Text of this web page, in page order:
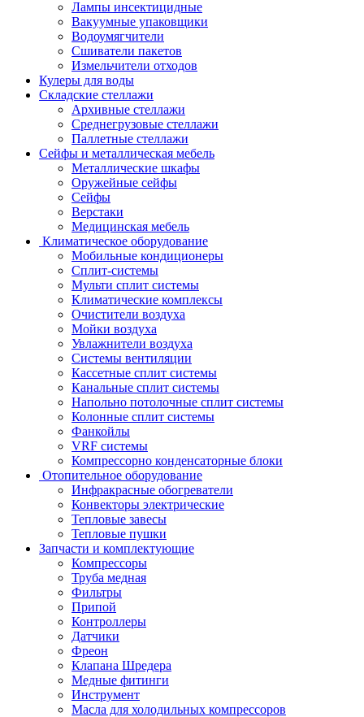
Лампы инсектицидные
Вакуумные упаковщики
Водоумягчители
Сшиватели пакетов
Измельчители отходов
Кулеры для воды
Складские стеллажи
Архивные стеллажи
Среднегрузовые стеллажи
Паллетные стеллажи
Сейфы и металлическая мебель
Металлические шкафы
Оружейные сейфы
Сейфы
Верстаки
Медицинская мебель
Климатическое оборудование
Мобильные кондиционеры
Сплит-системы
Мульти сплит системы
Климатические комплексы
Очистители воздуха
Мойки воздуха
Увлажнители воздуха
Системы вентиляции
Кассетные сплит системы
Канальные сплит системы
Напольно потолочные сплит системы
Колонные сплит системы
Фанкойлы
VRF системы
Компрессорно конденсаторные блоки
Отопительное оборудование
Инфракрасные обогреватели
Конвекторы электрические
Тепловые завесы
Тепловые пушки
Запчасти и комплектующие
Компрессоры
Труба медная
Фильтры
Припой
Контроллеры
Датчики
Фреон
Клапана Шредера
Медные фитинги
Инструмент
Масла для холодильных компрессоров